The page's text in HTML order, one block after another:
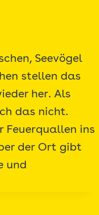
Seevögel
stellen das
her. Als
das nicht.
Feuerquallen ins
der Ort gibt
und